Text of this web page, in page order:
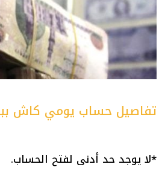
تفاصيل حساب يومي كاش
*لا يوجد حد أدنى لفتح الحساب.